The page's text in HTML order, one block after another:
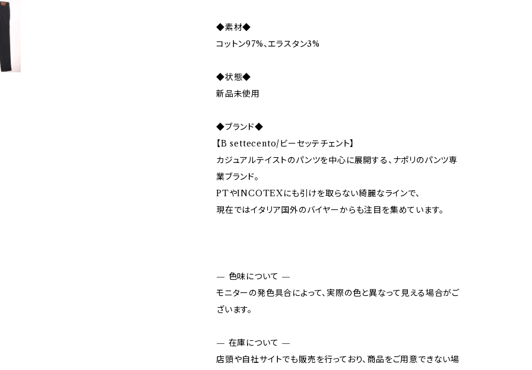
◆素材◆
コットン97%、エラスタン3%
◆状態◆
新品未使用
◆ブランド◆
【B settecento/ビーセッテチェント】
カジュアルテイストのパンツを中心に展開する、ナポリのパンツ専
業ブランド。
PTやINCOTEXにも引けを取らない綺麗なラインで、
現在ではイタリア国外のバイヤーからも注目を集めています。
— 色味について —
モニターの発色具合によって、実際の色と異なって見える場合がご
ざいます。
— 在庫について —
店頭や自社サイトでも販売を行っており、商品をご用意できない場